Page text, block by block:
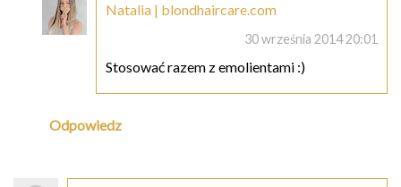
Natalia | blondhaircare.com
30 września 2014 20:01
Stosować razem z emolientami :)
Odpowiedz